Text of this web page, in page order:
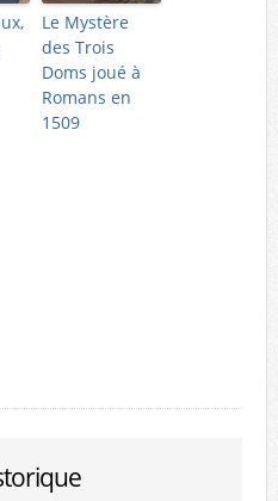
Le Mystère
des Trois
Doms joué à
Romans en
1509